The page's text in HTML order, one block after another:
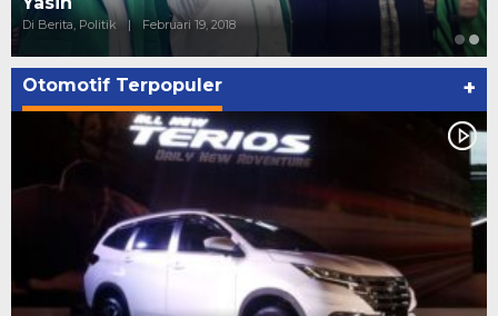
Di Berita, Politik | Februari 19, 2018
Otomotif Terpopuler +